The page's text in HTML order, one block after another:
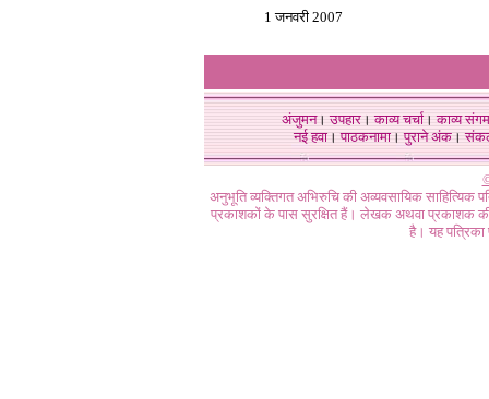
1 जनवरी 2007
अंजुमन।उपहार।काव्य चर्चा।काव्य संगम
नई हवा। पाठकनामा। पुराने अंक।
अनुभूति व्यक्तिगत अभिरुचि की अव्यवसायिक
प्रकाशकों के पास सुरक्षित हैं। लेखक अथवा प्रकाशक की
है। यह पत्रिका